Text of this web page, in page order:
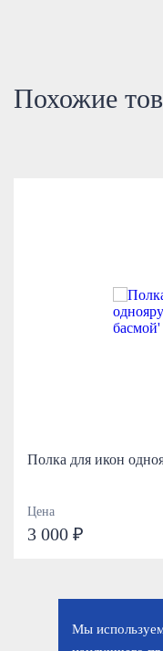
Похожие
Полка для икон
Цена
3 000 ₽
Мы